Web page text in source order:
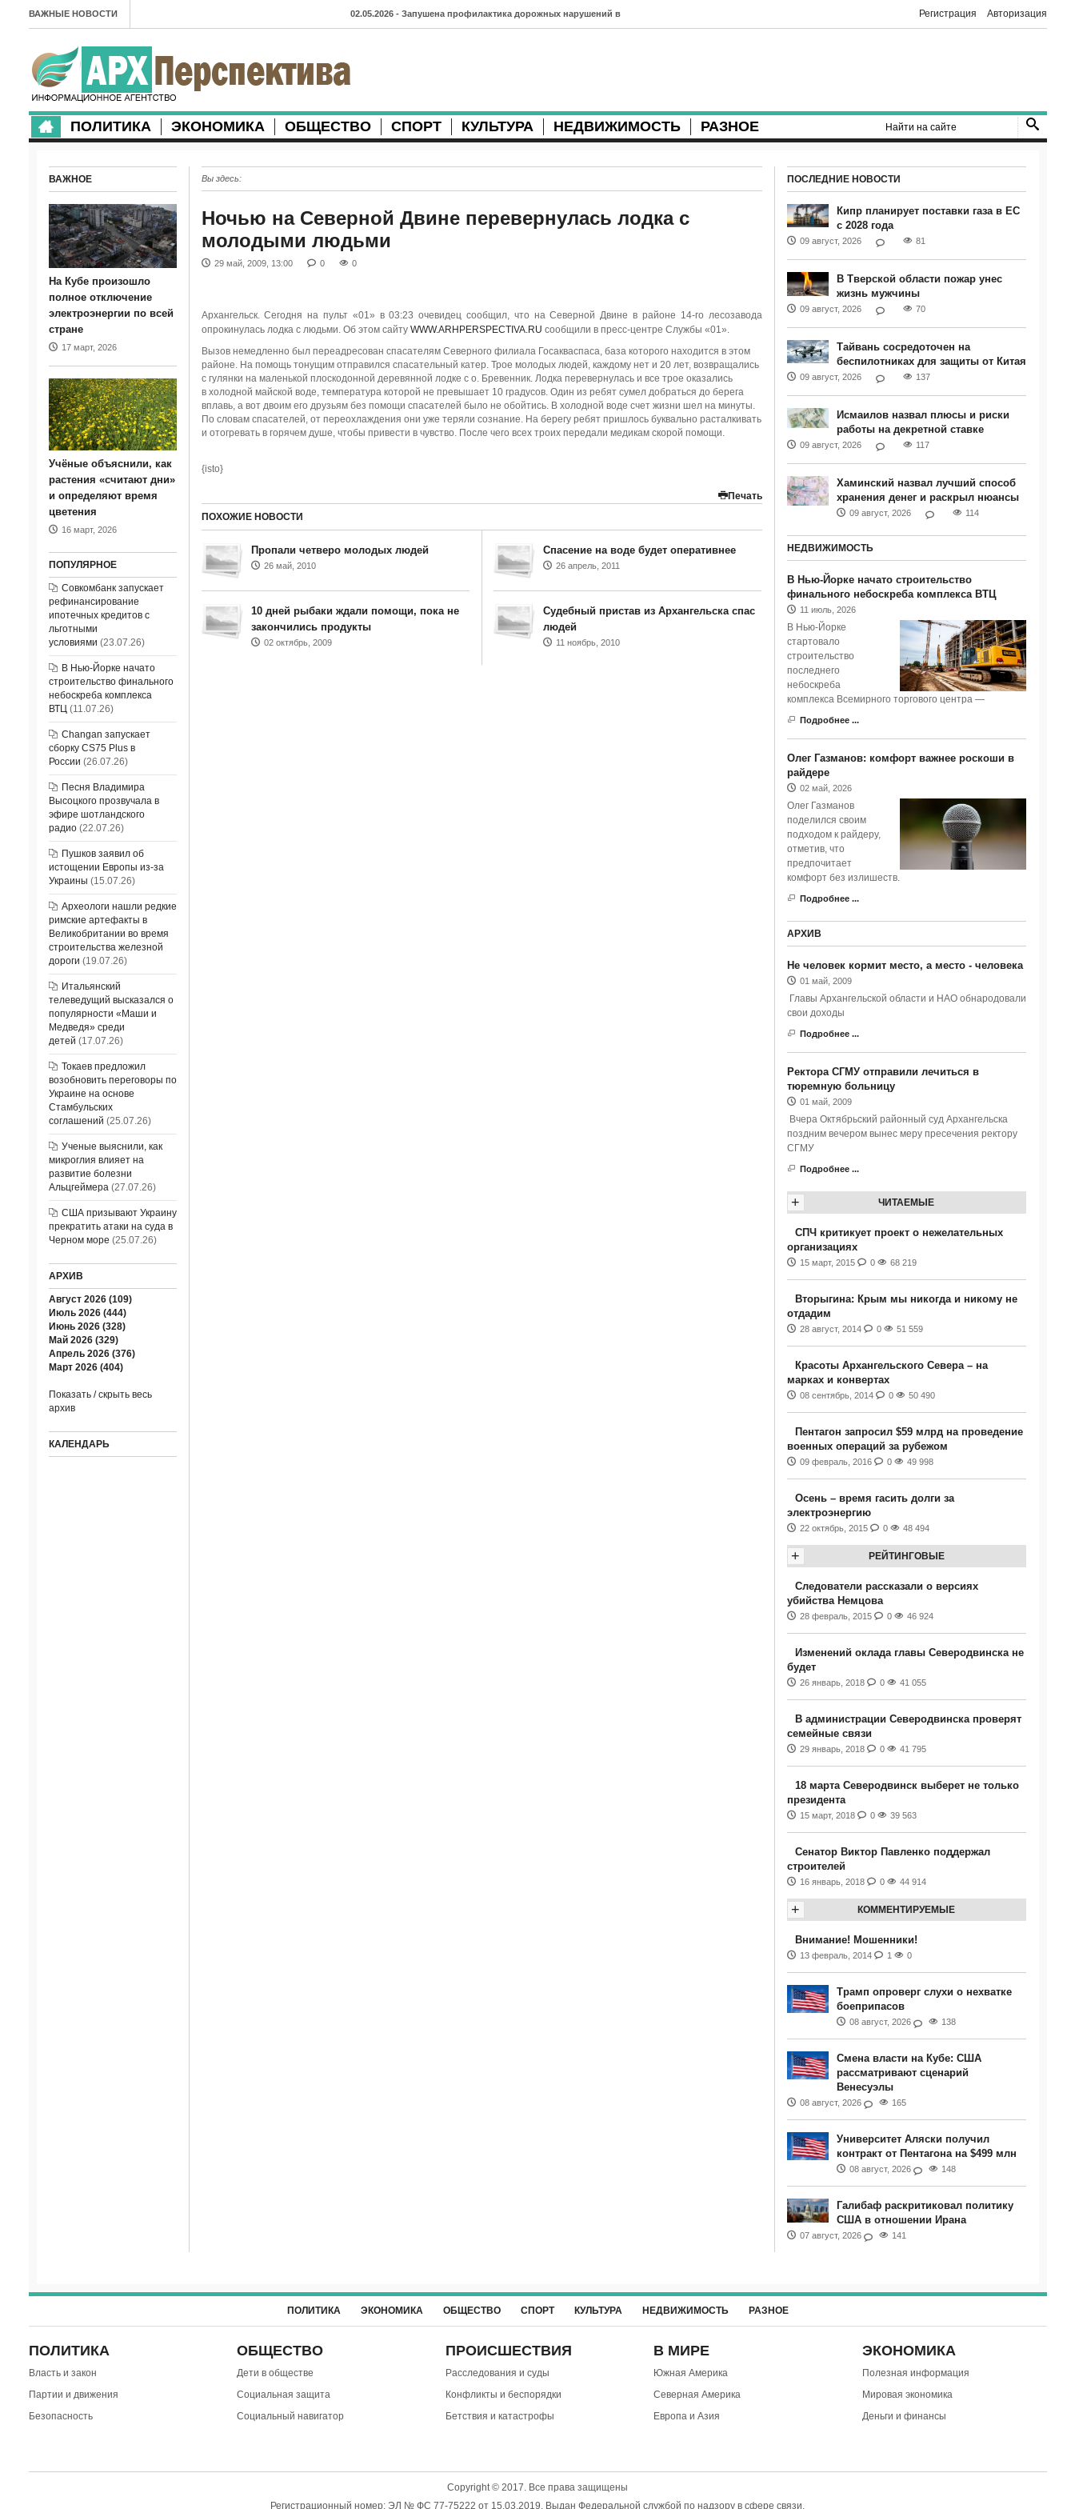
ВАЖНЫЕ НОВОСТИ 02.05.2026 - Запушена профилактика дорожных нарушений в
27.04.2026 - Губернатор Архангельской области контролирует
23.04.2026 - Детский экологический форум усилит
продолжают затруднять движение
21.04.2026 - Выгуливание собак: правила и штрафы в России
20.04.2026 - Итоги хоккейного сезона в Архангельске: яркие
18.04.2026 - Мобильные комплексы фотофиксации Vitronic
появились в Монтгомери
Регистрация Авторизация
ПОЛИТИКА ЭКОНОМИКА ОБЩЕСТВО СПОРТ КУЛЬТУРА НЕДВИЖИМОСТЬ РАЗНОЕ
Вы здесь:
Ночью на Северной Двине перевернулась лодка с
молодыми людьми
29 май, 2009, 13:00 0 0
Архангельск. Сегодня на пульт «01» в 03:23 очевидец сообщил, что на Северной Двине в районе 14-го лесозавода
опрокинулась лодка с людьми. Об этом сайту WWW.ARHPERSPECTIVA.RU сообщили в пресс-центре Службы «01».
Вызов немедленно был переадресован спасателям Северного филиала Госакваспаса, база которого находится в этом
районе. На помощь тонущим отправился спасательный катер. Трое молодых людей, каждому нет и 20 лет, возвращались
с гулянки на маленькой плоскодонной деревянной лодке с о. Бревенник. Лодка перевернулась и все трое оказались
в холодной майской воде, температура которой не превышает 10 градусов. Один из ребят сумел добраться до берега
вплавь, а вот двоим его друзьям без помощи спасателей было не обойтись. В холодной воде счет жизни шел на минуты.
По словам спасателей, от переохлаждения они уже теряли сознание. На берегу ребят пришлось буквально расталкивать
и отогревать в горячем душе, чтобы привести в чувство. После чего всех троих передали медикам скорой помощи.
{isto}
Печать
ПОХОЖИЕ НОВОСТИ
Пропали четверо молодых людей
26 май, 2010
Спасение на воде будет оперативнее
26 апрель, 2011
10 дней рыбаки ждали помощи, пока не
закончились продукты
02 октябрь, 2009
Судебный пристав из Архангельска спас
людей
11 ноябрь, 2010
ПОСЛЕДНИЕ НОВОСТИ
Кипр планирует поставки газа в ЕС
с 2028 года
09 август, 2026 81
В Тверской области пожар унес
жизнь мужчины
09 август, 2026 70
Тайвань сосредоточен на
беспилотниках для защиты от Китая
09 август, 2026 137
Исмаилов назвал плюсы и риски
работы на декретной ставке
09 август, 2026 117
Хаминский назвал лучший способ
хранения денег и раскрыл нюансы
09 август, 2026 114
НЕДВИЖИМОСТЬ
В Нью-Йорке начато строительство
финального небоскреба комплекса ВТЦ
11 июль, 2026
В Нью-Йорке
стартовало
строительство
последнего
небоскреба
комплекса Всемирного торгового центра —
Подробнее ...
Олег Газманов: комфорт важнее роскоши в
райдере
02 май, 2026
Олег Газманов
поделился своим
подходом к райдеру,
отметив, что
предпочитает
комфорт без излишеств.
Подробнее ...
АРХИВ
Не человек кормит место, а место - человека
01 май, 2009
Главы Архангельской области и НАО обнародовали
свои доходы
Подробнее ...
Ректора СГМУ отправили лечиться в
тюремную больницу
01 май, 2009
Вчера Октябрьский районный суд Архангельска
поздним вечером вынес меру пресечения ректору
СГМУ
Подробнее ...
ЧИТАЕМЫЕ
+
СПЧ критикует проект о нежелательных
организациях
15 март, 2015 0 68 219
Вторыгина: Крым мы никогда и никому не
отдадим
28 август, 2014 0 51 559
Красоты Архангельского Севера – на
марках и конвертах
08 сентябрь, 2014 0 50 490
Пентагон запросил $59 млрд на проведение
военных операций за рубежом
09 февраль, 2016 0 49 998
Осень – время гасить долги за
электроэнергию
22 октябрь, 2015 0 48 494
РЕЙТИНГОВЫЕ
+
Следователи рассказали о версиях
убийства Немцова
28 февраль, 2015 0 46 924
Изменений оклада главы Северодвинска не
будет
26 январь, 2018 0 41 055
В администрации Северодвинска проверят
семейные связи
29 январь, 2018 0 41 795
18 марта Северодвинск выберет не только
президента
15 март, 2018 0 39 563
Сенатор Виктор Павленко поддержал
строителей
16 январь, 2018 0 44 914
КОММЕНТИРУЕМЫЕ
+
Внимание! Мошенники!
13 февраль, 2014 1 0
Трамп опроверг слухи о нехватке
боеприпасов
08 август, 2026 138
Смена власти на Кубе: США
рассматривают сценарий
Венесуэлы
08 август, 2026 165
Университет Аляски получил
контракт от Пентагона на $499 млн
08 август, 2026 148
Галибаф раскритиковал политику
США в отношении Ирана
07 август, 2026 141
ВАЖНОЕ
На Кубе произошло
полное отключение
электроэнергии по всей
стране
17 март, 2026
Учёные объяснили, как
растения «считают дни»
и определяют время
цветения
16 март, 2026
ПОПУЛЯРНОЕ
Совкомбанк запускает
рефинансирование
ипотечных кредитов с
льготными
условиями (23.07.26)
В Нью-Йорке начато
строительство финального
небоскреба комплекса
ВТЦ(11.07.26)
Changan запускает
сборку CS75 Plus в
России (26.07.26)
Песня Владимира
Высоцкого прозвучала в
эфире шотландского
радио(22.07.26)
Пушков заявил об
истощении Европы из-за
Украины (15.07.26)
Археологи нашли редкие
римские артефакты в
Великобритании во время
строительства железной
дороги (19.07.26)
Итальянский
телеведущий высказался о
популярности «Маши и
Медведя» среди
детей (17.07.26)
Токаев предложил
возобновить переговоры по
Украине на основе
Стамбульских
соглашений (25.07.26)
Ученые выяснили, как
микроглия влияет на
развитие болезни
Альцгеймера(27.07.26)
США призывают Украину
прекратить атаки на суда в
Черном море (25.07.26)
АРХИВ
Август 2026 (109)
Июль 2026 (444)
Июнь 2026 (328)
Май 2026 (329)
Апрель 2026 (376)
Март 2026 (404)
Показать / скрыть весь
архив
КАЛЕНДАРЬ
ПОЛИТИКА ЭКОНОМИКА ОБЩЕСТВО СПОРТ КУЛЬТУРА НЕДВИЖИМОСТЬ РАЗНОЕ
ПОЛИТИКА
Власть и закон
Партии и движения
Безопасность
ОБЩЕСТВО
Дети в обществе
Социальная защита
Социальный навигатор
ПРОИСШЕСТВИЯ
Расследования и суды
Конфликты и беспорядки
Бетствия и катастрофы
В МИРЕ
Южная Америка
Северная Америка
Европа и Азия
ЭКОНОМИКА
Полезная информация
Мировая экономика
Деньги и финансы
Copyright © 2017. Все права защищены
Регистрационный номер: ЭЛ № ФС 77-75222 от 15.03.2019. Выдан Федеральной службой по надзору в сфере связи,